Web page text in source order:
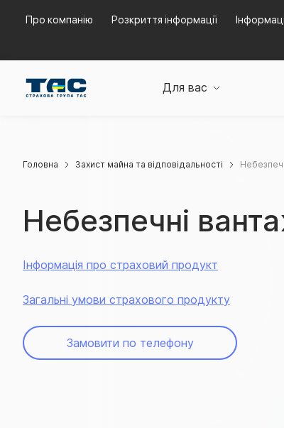
Про компанію Розкриття інформації
Для вас
Головна Захист майна та відповідальності
Небезпечні
Інформація про страховий продукт
Загальні умови страхового продукту
Замовити по телефону